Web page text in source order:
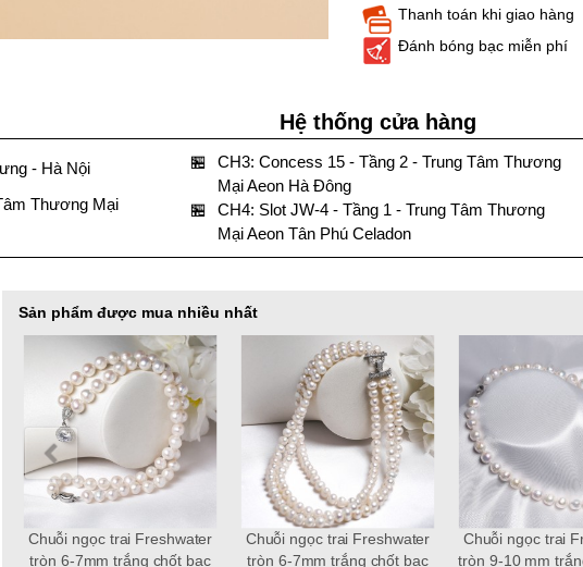
Thanh toán khi giao hàng
Đánh bóng bạc miễn phí
Hệ thống cửa hàng
- Hà Nội
Thương Mại
🏪
CH3: Concess 15 - Tầng 2 - Trung Tâm Thương
Mại Aeon Hà Đông
🏪
CH4: Slot JW-4 - Tầng 1 - Trung Tâm Thương
Mại Aeon Tân Phú Celadon
Sản phẩm được mua nhiều nhất
Bông tai ngọc trai Freshwater
tròn 9-10mm trắng vàng 18k
Lắc tay ngọc trai Freshwater
tròn 10-11mm trắng vàng 18k
Lắc tay ngọc trai
tròn 6-7mm